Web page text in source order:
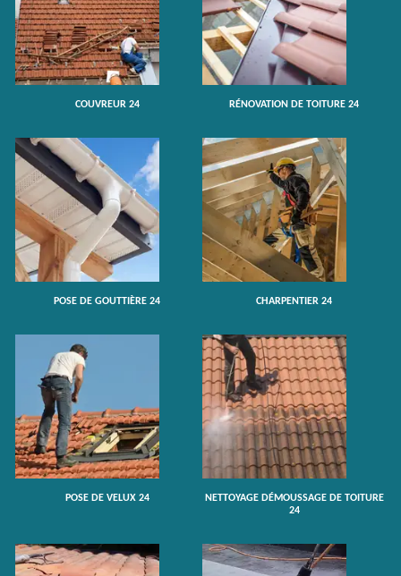
COUVREUR 24 RÉNOVATION DE TOITURE 24
POSE DE GOUTTIÈRE 24 CHARPENTIER 24
POSE DE VELUX 24
NETTOYAGE DÉMOUSSAGE DE TOITURE
24